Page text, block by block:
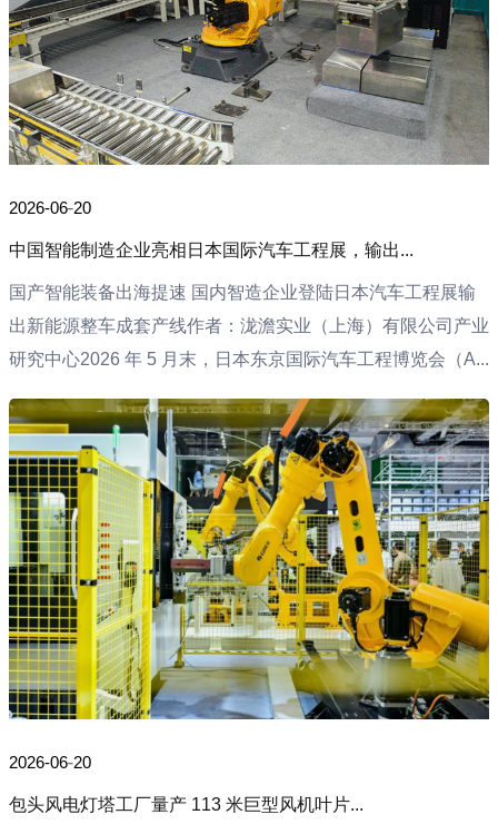
2026-06-20
中国智能制造企业亮相日本国际汽车工程展，输出...
国产智能装备出海提速 国内智造企业登陆日本汽车工程展输
出新能源整车成套产线作者：泷澹实业（上海）有限公司产业
研究中心2026 年 5 月末，日本东京国际汽车工程博览会（A...